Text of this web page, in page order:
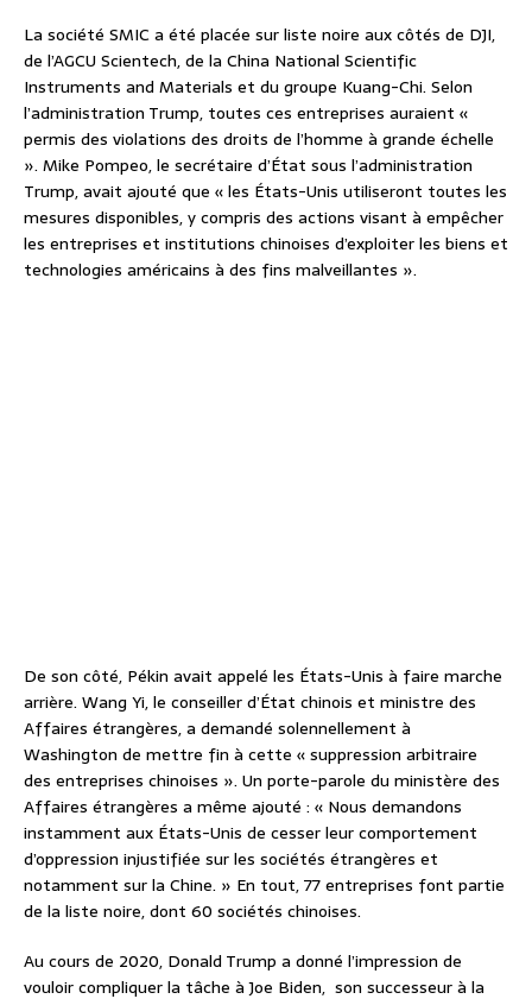
La société SMIC a été placée sur liste noire aux côtés de DJI,
de l’AGCU Scientech, de la China National Scientific
Instruments and Materials et du groupe Kuang-Chi. Selon
l’administration Trump, toutes ces entreprises auraient «
permis des violations des droits de l’homme à grande échelle
». Mike Pompeo, le secrétaire d’État sous l’administration
Trump, avait ajouté que « les États-Unis utiliseront toutes les
mesures disponibles, y compris des actions visant à empêcher
les entreprises et institutions chinoises d’exploiter les biens et
technologies américains à des fins malveillantes ».
De son côté, Pékin avait appelé les États-Unis à faire marche
arrière. Wang Yi, le conseiller d’État chinois et ministre des
Affaires étrangères, a demandé solennellement à
Washington de mettre fin à cette « suppression arbitraire
des entreprises chinoises ». Un porte-parole du ministère des
Affaires étrangères a même ajouté : « Nous demandons
instamment aux États-Unis de cesser leur comportement
d’oppression injustifiée sur les sociétés étrangères et
notamment sur la Chine. » En tout, 77 entreprises font partie
de la liste noire, dont 60 sociétés chinoises.
Au cours de 2020, Donald Trump a donné l’impression de
vouloir compliquer la tâche à Joe Biden, son successeur à la